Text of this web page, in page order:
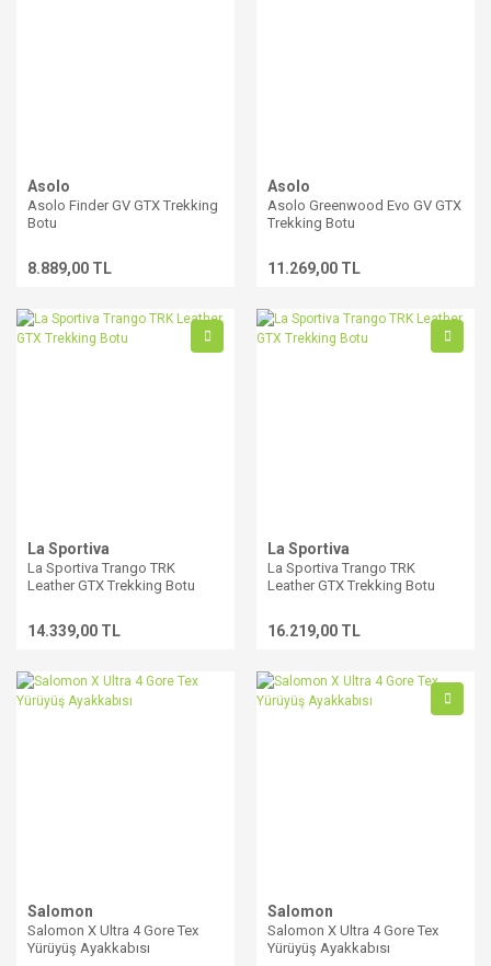
Asolo
Asolo Finder GV GTX Trekking
Botu
8.889,00 TL
Asolo
Asolo Greenwood Evo GV GTX
Trekking Botu
11.269,00 TL
La Sportiva
La Sportiva Trango TRK
Leather GTX Trekking Botu
14.339,00 TL
La Sportiva
La Sportiva Trango TRK
Leather GTX Trekking Botu
16.219,00 TL
Salomon
Salomon X Ultra 4 Gore Tex
Yürüyüş Ayakkabısı
Salomon
Salomon X Ultra 4 Gore Tex
Yürüyüş Ayakkabısı